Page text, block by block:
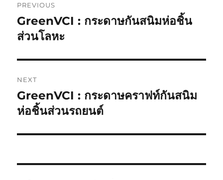
navigation
PREVIOUS
Previous
post:
GreenVCI : กระดาษกันสนิมห่อชิ้น
ส่วนโลหะ
NEXT
Next
post:
GreenVCI : กระดาษคราฟท์กันสนิม
ห่อชิ้นส่วนรถยนต์